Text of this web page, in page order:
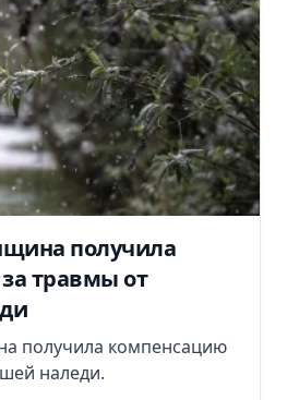
получила
травмы от
получила компенсацию
наледи.